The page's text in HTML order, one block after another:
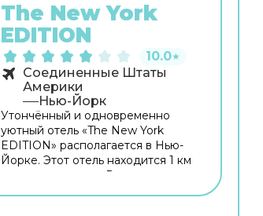
The New York
EDITION
10.0★
Соединенные Штаты
Америки
Нью-Йорк
Утончённый и одновременно
уютный отель «The New York
EDITION» располагается в Нью-
Йорке. Этот отель находится 1 км
от центра города. Рядом с отелем